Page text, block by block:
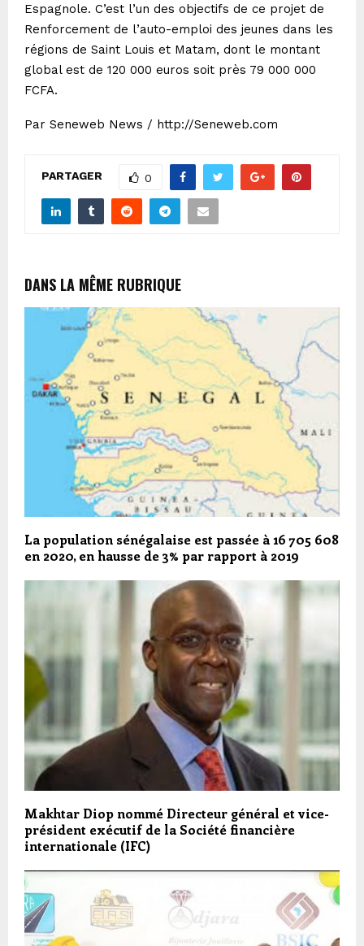
Espagnole. C’est l’un des objectifs de ce projet de
Renforcement de l’auto-emploi des jeunes dans les
régions de Saint Louis et Matam, dont le montant
global est de 120 000 euros soit près 79 000 000
FCFA.
Par Seneweb News / http://Seneweb.com
PARTAGER 0
DANS LA MÊME RUBRIQUE
La population sénégalaise est passée à 16 705 608
en 2020, en hausse de 3% par rapport à 2019
Makhtar Diop nommé Directeur général et vice-
président exécutif de la Société financière
internationale (IFC)